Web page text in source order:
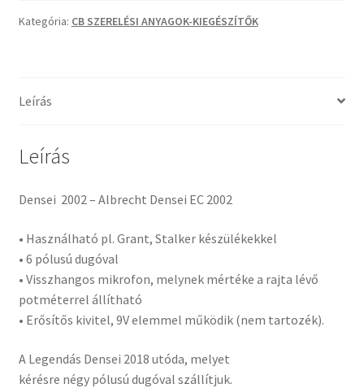
Kategória: CB SZERELÉSI ANYAGOK-KIEGÉSZÍTŐK
Leírás
Leírás
Densei 2002 – Albrecht Densei EC 2002
• Használható pl. Grant, Stalker készülékekkel
• 6 pólusú dugóval
• Visszhangos mikrofon, melynek mértéke a rajta lévő
potméterrel állítható
• Erősítős kivitel, 9V elemmel működik (nem tartozék).
A Legendás Densei 2018 utóda, melyet
kérésre négy pólusú dugóval szállítjuk.